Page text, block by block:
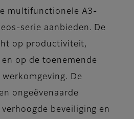
multifunctionele A3-
serie aanbieden. De
op productiviteit,
op de toenemende
De
ongeëvenaarde
beveiliging en